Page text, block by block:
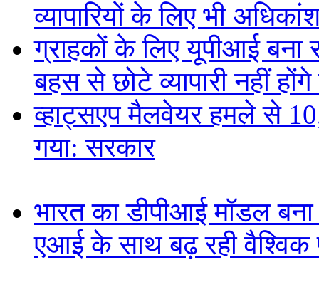
व्यापारियों के लिए भी
ग्राहकों के लिए यूपीआई
बहस से छोटे व्यापारी नहीं
व्हाट्सएप मैलवेयर हमले से
गया: सरकार
भारत का डीपीआई मॉडल
एआई के साथ बढ़ रही वैश्विक